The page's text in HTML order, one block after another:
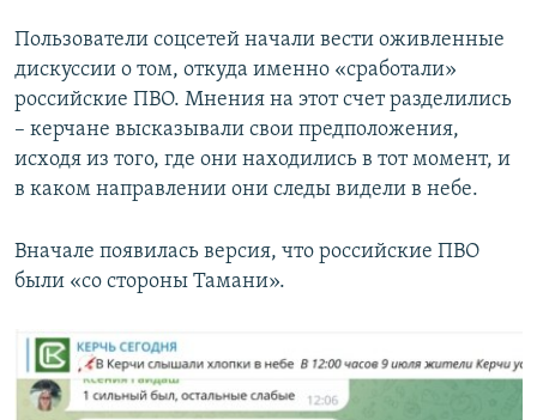
Пользователи соцсетей начали вести оживленные
дискуссии о том, откуда именно «сработали»
российские ПВО. Мнения на этот счет разделились
– керчане высказывали свои предположения,
исходя из того, где они находились в тот момент, и
в каком направлении они следы видели в небе.
Вначале появилась версия, что российские ПВО
были «со стороны Тамани».